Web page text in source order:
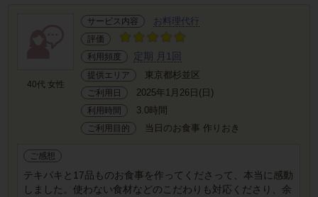
40代 女性
サービス内容 お料理代行
評価
利用頻度
定期 月1回
提供エリア 東京都杉並区
ご利用日 2025年1月26日(日)
利用時間 3.0時間
ご利用目的 当日のお食事 作りおき
ご感想
テキパキと17品ものお食事を作ってくださって、本当に感動
しました。使わない食材などのこだわりも対応くださり、余